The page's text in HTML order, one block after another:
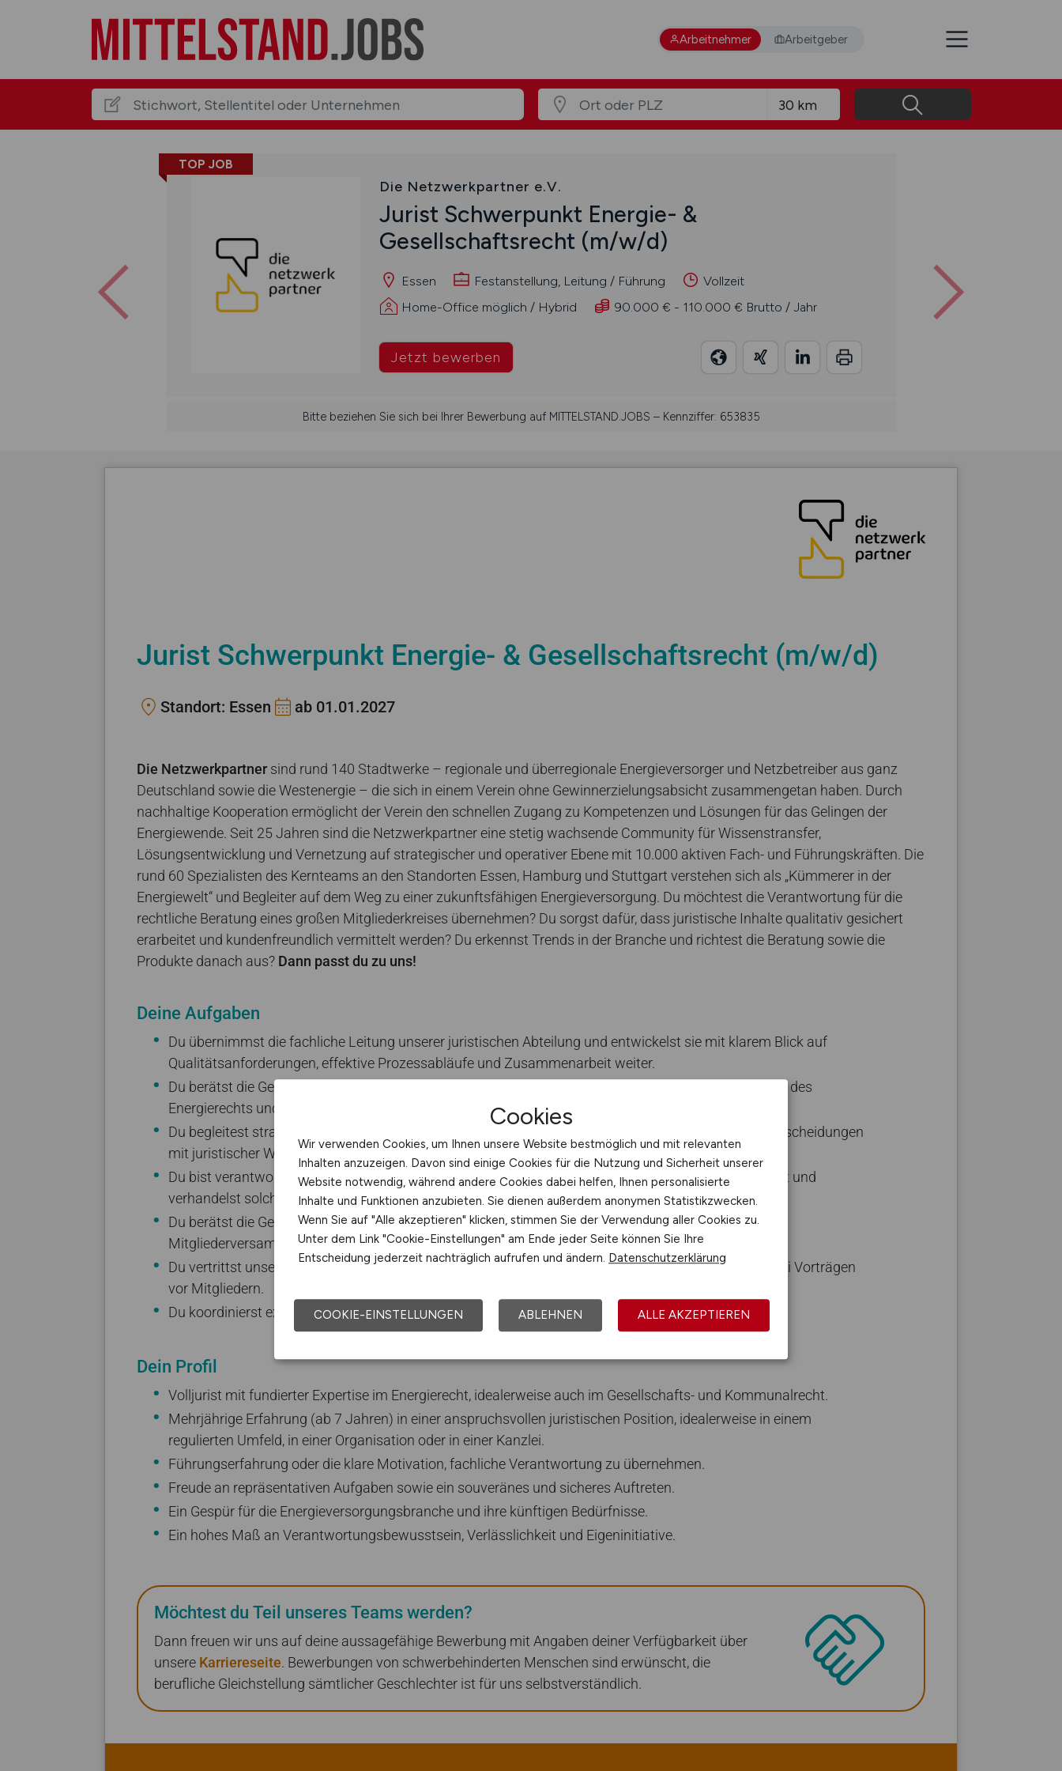
Arbeitnehmer Arbeitgeber
TOP JOB
Die Netzwerkpartner e.V.
Jurist Schwerpunkt Energie- &
Gesellschaftsrecht (m/w/d)
Essen Festanstellung, Leitung / Führung
Vollzeit
Home-Office möglich / Hybrid
90.000 € - 110.000 € Brutto / Jahr
Jetzt bewerben
Bitte beziehen Sie sich bei Ihrer Bewerbung auf MITTELSTAND.JOBS – Kennziffer: 653835
Cookies
Wir verwenden Cookies, um Ihnen unsere Website bestmöglich und mit relevanten
Inhalten anzuzeigen. Davon sind einige Cookies für die Nutzung und Sicherheit unserer
Website notwendig, während andere Cookies dabei helfen, Ihnen personalisierte
Inhalte und Funktionen anzubieten. Sie dienen außerdem anonymen Statistikzwecken.
Wenn Sie auf "Alle akzeptieren" klicken, stimmen Sie der Verwendung aller Cookies zu.
Unter dem Link "Cookie-Einstellungen" am Ende jeder Seite können Sie Ihre
Entscheidung jederzeit nachträglich aufrufen und ändern. Datenschutzerklärung
COOKIE-EINSTELLUNGEN ABLEHNEN ALLE AKZEPTIEREN